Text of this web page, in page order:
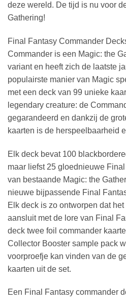
deze wereld. De tijd is nu voor
Gathering!
Final Fantasy Commander
Commander is een Magic: the
variant en heeft zich de laatste
populairste manier van Magic
met een deck van 99 unieke
legendary creature: de
gegarandeerd en dankzij de
kaarten is de herspeelbaarheid
Elk deck bevat 100
maar liefst 25 gloednieuwe
van bestaande Magic: the
nieuwe bijpassende Final
Elk deck is zo ontworpen dat
aansluit met de lore van Final
deck twee foil commander
Collector Booster sample pack
voorproefje kan vinden van de
kaarten uit de set.
Een Final Fantasy commander